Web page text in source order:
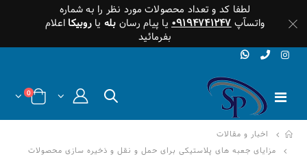
لطفا کد و تعداد محصولات مورد نظر را به شماره
واتسآپ۰۹۱۹۴۷۴۱۲۴۷ یا پیام رسان بله یاروبیکا اعلام
بفرمائید
0
اخبار و مقالات
مزایای جعبه های پلاستیکی برای حمل و نقل و ذخیره سازی محصولات